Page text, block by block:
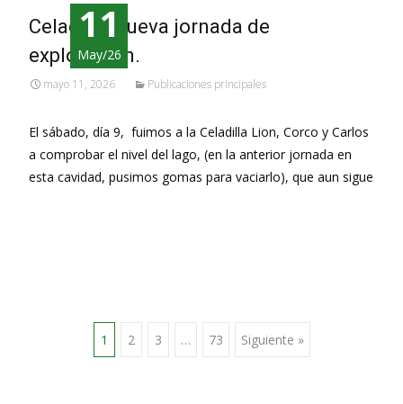
11
May/26
Celadilla, nueva jornada de
exploración.
mayo 11, 2026 Publicaciones principales
El sábado, día 9, fuimos a la Celadilla Lion, Corco y Carlos
a comprobar el nivel del lago, (en la anterior jornada en
esta cavidad, pusimos gomas para vaciarlo), que aun sigue
1 2 3 … 73 Siguiente »